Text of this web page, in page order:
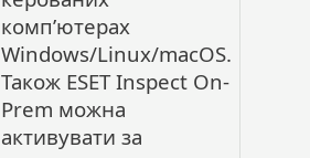
комп’ютерах
Windows/Linux/macOS.
Також ESET Inspect On-
Prem можна
активувати за